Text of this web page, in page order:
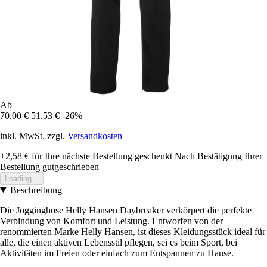
Ab
70,00 € 51,53 € -26%
inkl. MwSt. zzgl. Versandkosten
+2,58 € für Ihre nächste Bestellung geschenkt Nach Bestätigung Ihrer
Bestellung gutgeschrieben
Loading...
Beschreibung
Die Jogginghose Helly Hansen Daybreaker verkörpert die perfekte
Verbindung von Komfort und Leistung. Entworfen von der
renommierten Marke Helly Hansen, ist dieses Kleidungsstück ideal für
alle, die einen aktiven Lebensstil pflegen, sei es beim Sport, bei
Aktivitäten im Freien oder einfach zum Entspannen zu Hause.